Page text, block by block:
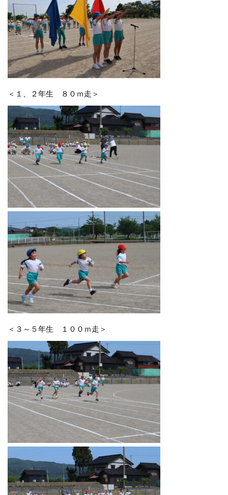
＜１、２年生 ８０ｍ走＞
＜３～５年生 １００ｍ走＞